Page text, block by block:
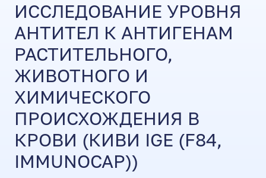
ИССЛЕДОВАНИЕ УРОВНЯ
АНТИТЕЛ К АНТИГЕНАМ
РАСТИТЕЛЬНОГО,
ЖИВОТНОГО И
ХИМИЧЕСКОГО
ПРОИСХОЖДЕНИЯ В
КРОВИ (КИВИ IGE (F84,
IMMUNOCAP))